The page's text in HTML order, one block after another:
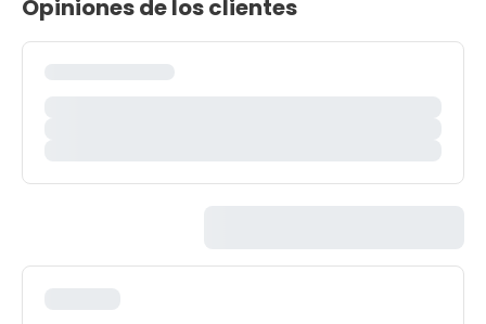
Opiniones de los clientes